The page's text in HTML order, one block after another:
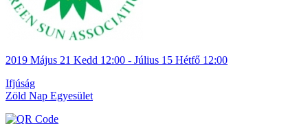
2019 Május 21 Kedd 12:00 - Július 15 Hétfő 12:00
Ifjúság
Zöld Nap Egyesület